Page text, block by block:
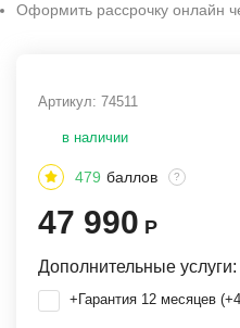
Оформить рассрочку онлайн
Артикул: 74511
в наличии
479 баллов ?
47 990 Р
Дополнительные услуги:
+Гарантия 12 месяцев (+